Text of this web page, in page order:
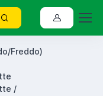
Freddo)
/